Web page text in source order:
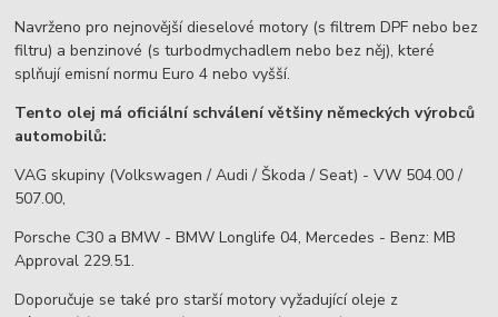
Navrženo pro nejnovější dieselové motory (s filtrem DPF nebo bez
filtru) a benzinové (s turbodmychadlem nebo bez něj), které
splňují emisní normu Euro 4 nebo vyšší.
Tento olej má oficiální schválení většiny německých výrobců
automobilů:
VAG skupiny (Volkswagen / Audi / Škoda / Seat) - VW 504.00 /
507.00,
Porsche C30 a BMW - BMW Longlife 04, Mercedes - Benz: MB
Approval 229.51.
Doporučuje se také pro starší motory vyžadující oleje z